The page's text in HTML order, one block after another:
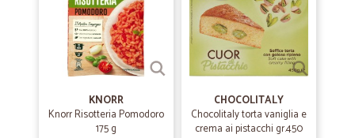
KNORR
Knorr Risotteria Pomodoro
175 g
CHOCOLITALY
Chocolitaly torta vaniglia e
crema ai pistacchi gr.450